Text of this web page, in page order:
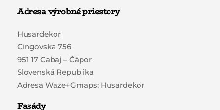
Adresa výrobné priestory
Husardekor
Cingovska 756
951 17 Cabaj – Čápor
Slovenská Republika
Adresa Waze+Gmaps: Husardekor
Fasády